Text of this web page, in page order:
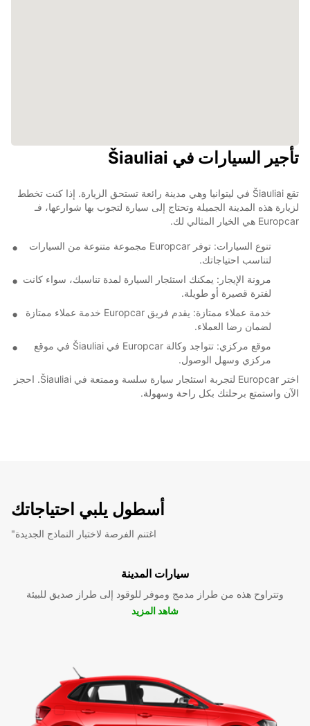
تأجير السيارات في Šiauliai
تقع Šiauliai في ليتوانيا وهي مدينة رائعة تستحق الزيارة. إذا كنت تخطط
لزيارة هذه المدينة الجميلة وتحتاج إلى سيارة لتجوب بها شوارعها، فـ
Europcar هي الخيار المثالي لك.
تنوع السيارات: توفر Europcar مجموعة متنوعة من السيارات
لتناسب احتياجاتك.
مرونة الإيجار: يمكنك استئجار السيارة لمدة تناسبك، سواء كانت
لفترة قصيرة أو طويلة.
خدمة عملاء ممتازة: يقدم فريق Europcar خدمة عملاء ممتازة
لضمان رضا العملاء.
موقع مركزي: تتواجد وكالة Europcar في Šiauliai في موقع
مركزي وسهل الوصول.
اختر Europcar لتجربة استئجار سيارة سلسة وممتعة في Šiauliai. احجز
الآن واستمتع برحلتك بكل راحة وسهولة.
أسطول يلبي احتياجاتك
"اغتنم الفرصة لاختبار النماذج الجديدة
سيارات المدينة
وتتراوح هذه من طراز مدمج وموفر للوقود إلى طراز صديق للبيئة
شاهد المزيد